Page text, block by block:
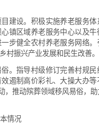
建设。积极实施养老服务体
镇区域养老服务中心以及牛
步健全农村养老服务网络。
村振兴产业发展和民生改善。
。指导村级修订完善村规民
遏制高价彩礼、大操大办等
，推动殡葬领域移风易俗，
情况